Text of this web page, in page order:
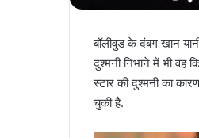
बॉलीवुड के दंबग खान
दुश्मनी निभाने में भी वह
स्टार की दुश्मनी का
चुकी है.